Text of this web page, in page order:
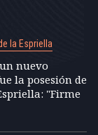
la Espriella
nuevo
la posesión de
"Firme